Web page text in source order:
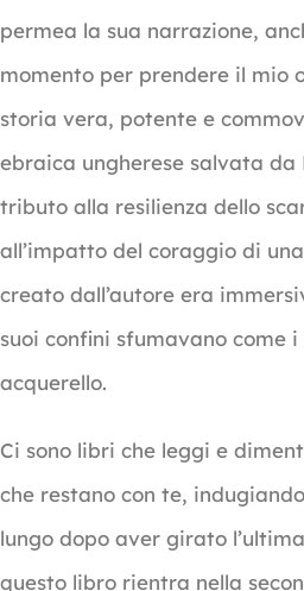
permea la sua narrazione,
momento per prendere il mio
storia vera, potente e
ebraica ungherese salvata da
tributo alla resilienza dello
all’impatto del coraggio di
creato dall’autore era
suoi confini sfumavano come
acquerello.
Ci sono libri che leggi e
che restano con te,
lungo dopo aver girato
questo libro rientra nella